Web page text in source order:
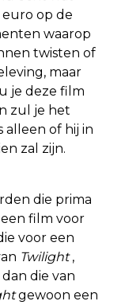
euro op de
waarop
twisten of
maar
je deze film
zul je het
alleen of hij in
zal zijn.
die prima
film voor
voor een
Twilight,
die van
gewoon een